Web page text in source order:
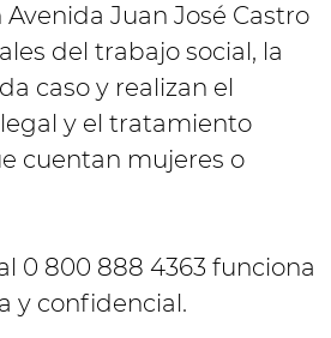
Juan José Castro
del trabajo social, la
caso y realizan el
y el tratamiento
cuentan mujeres o
0 800 888 4363 funciona
y confidencial.